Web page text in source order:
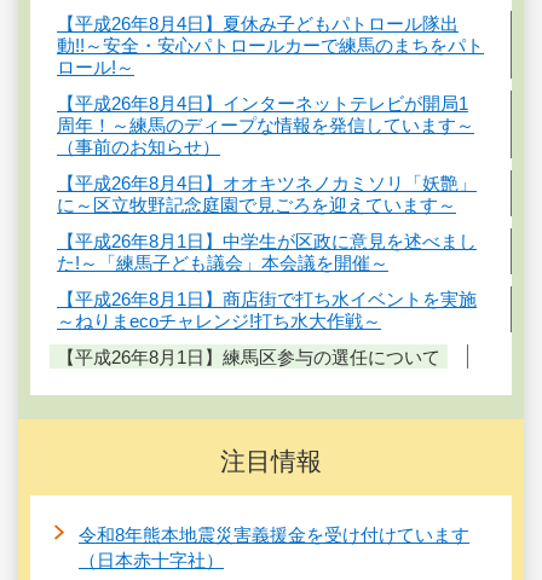
【平成26年8月4日】夏休み子どもパトロール隊出
動!!～安全・安心パトロールカーで練馬のまちをパト
ロール!～
【平成26年8月4日】インターネットテレビが開局1
周年！～練馬のディープな情報を発信しています～
（事前のお知らせ）
【平成26年8月4日】オオキツネノカミソリ「妖艶」
に～区立牧野記念庭園で見ごろを迎えています～
【平成26年8月1日】中学生が区政に意見を述べまし
た!～「練馬子ども議会」本会議を開催～
【平成26年8月1日】商店街で打ち水イベントを実施
～ねりまecoチャレンジ!打ち水大作戦～
【平成26年8月1日】練馬区参与の選任について
注目情報
令和8年熊本地震災害義援金を受け付けています
（日本赤十字社）